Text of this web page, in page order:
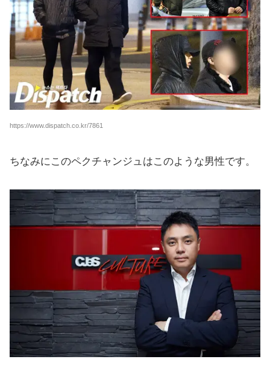
https://www.dispatch.co.kr/7861
ちなみにこのペクチャンジュはこのような男性です。